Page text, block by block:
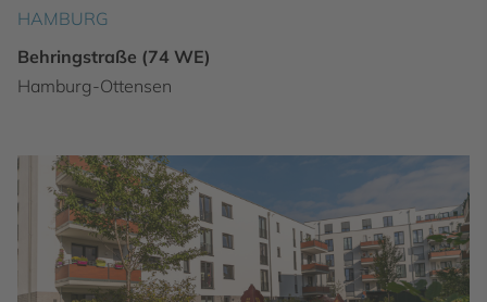
HAMBURG
Behringstraße (74 WE)
Hamburg-Ottensen